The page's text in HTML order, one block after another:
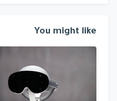
You might like